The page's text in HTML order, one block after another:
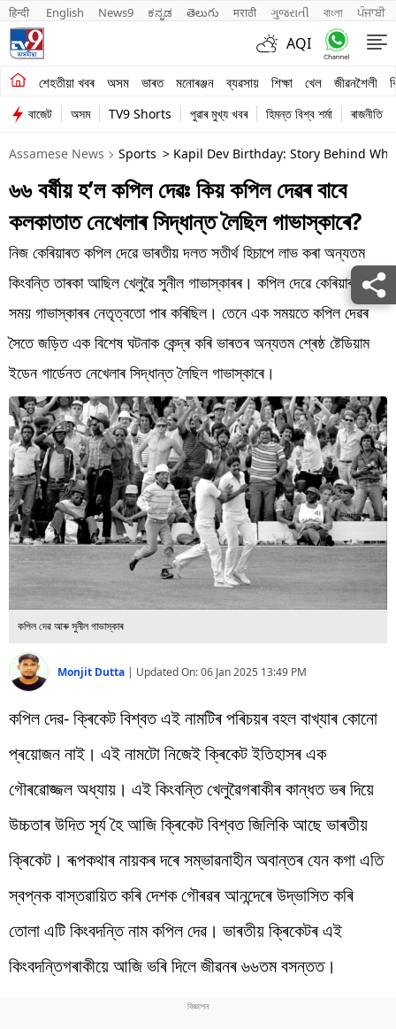
हिन्दी English News9 ಕನ್ನಡ తెలుగు मराठी ગુજરાતી বাংলা ਪੰਜਾਬੀ
AQI
শেহতীয়া খবৰ অসম ভাৰত মনোৰঞ্জন ব্যৱসায় শিক্ষা খেল জীৱনশৈলী
শেহতীয়া খবৰ
অসম
ভাৰত
মনোৰঞ্জন
ব্যৱসায়
শিক্ষা
খেল
জীৱনশৈলী
বিশ্ব
প্ৰযুক্তি
Videos
বাজেট অসম TV9 Shorts পুৱাৰ মুখ্য খবৰ হিমন্ত বিশ্ব শৰ্মা ৰাজনীতি
Assamese News Sports > Kapil Dev Birthday: Story Behind
৬৬ বৰ্ষীয় হ’ল কপিল দেৱঃ কিয় কপিল দেৱৰ বাবে
কলকাতাত নেখেলাৰ সিদ্ধান্ত লৈছিল গাভাস্কাৰে?
নিজ কেৰিয়াৰত কপিল দেৱে ভাৰতীয় দলত সতীৰ্থ হিচাপে লাভ কৰা অন্যতম
কিংবন্তি তাৰকা আছিল খেলুৱৈ সুনীল গাভাস্কাৰৰ। কপিল দেৱে কেৰিয়াৰৰ কিছু
সময় গাভাস্কাৰৰ নেতৃত্বতো পাৰ কৰিছিল। তেনে এক সময়তে কপিল দেৱৰ
সৈতে জড়িত এক বিশেষ ঘটনাক কেন্দ্ৰ কৰি ভাৰতৰ অন্যতম শ্ৰেষ্ঠ ষ্টেডিয়াম
ইডেন গাৰ্ডেনত নেখেলাৰ সিদ্ধান্ত লৈছিল গাভাস্কাৰে।
কপিল দেৱ আৰু সুনীল গাভাস্কাৰ
Monjit Dutta | Updated On:06 Jan 2025 13:49 PM
কপিল দেৱ- ক্ৰিকেট বিশ্বত এই নামটিৰ পৰিচয়ৰ বহল বাখ্যাৰ কোনো
প্ৰয়োজন নাই। এই নামটো নিজেই ক্ৰিকেট ইতিহাসৰ এক
গৌৰৱোজ্জল অধ্যায়। এই কিংবন্তি খেলুৱৈগৰাকীৰ কান্ধত ভৰ দিয়ে
উচ্চতাৰ উদিত সূৰ্য হৈ আজি ক্ৰিকেট বিশ্বত জিলিকি আছে ভাৰতীয়
ক্ৰিকেট। ৰূপকথাৰ নায়কৰ দৰে সম্ভাৱনাহীন অবান্তৰ যেন কগা এতি
স্বপ্নক বাস্তৱায়িত কৰি দেশক গৌৰৱৰ আনন্দেৰে উদ্ভাসিত কৰি
তোলা এটি কিংবদন্তি নাম কপিল দেৱ। ভাৰতীয় ক্ৰিকেটৰ এই
কিংবদন্তিগৰাকীয়ে আজি ভৰি দিলে জীৱনৰ ৬৬তম বসন্তত।